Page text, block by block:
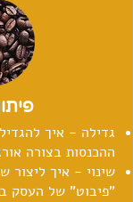
גדילה - איך
ההכנסות בצורה
שינוי - איך ליצור
"פיבוט" של העסק